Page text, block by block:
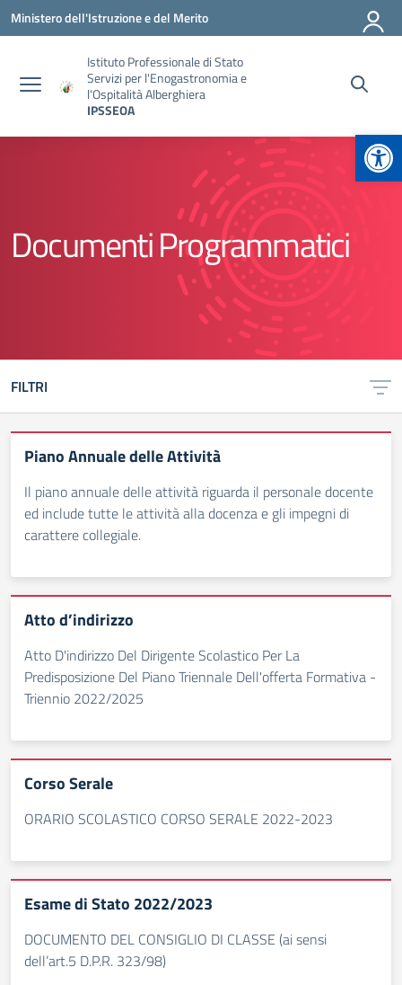
Vai ai contenuti
Vai al menu di navigazione
Vai al footer
Ministero dell'Istruzione e del Merito
Istituto Professionale di Stato
Servizi per l'Enogastronomia e
l'Ospitalità Alberghiera
IPSSEOA
Documenti Programmatici
FILTRI
Piano Annuale delle Attività
Il piano annuale delle attività riguarda il personale docente
ed include tutte le attività alla docenza e gli impegni di
carattere collegiale.
Atto d’indirizzo
Atto D'indirizzo Del Dirigente Scolastico Per La
Predisposizione Del Piano Triennale Dell'offerta Formativa -
Triennio 2022/2025
Corso Serale
ORARIO SCOLASTICO CORSO SERALE 2022-2023
Esame di Stato 2022/2023
DOCUMENTO DEL CONSIGLIO DI CLASSE (ai sensi
dell’art.5 D.P.R. 323/98)